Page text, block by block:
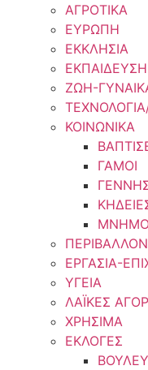
ΑΓΡΟΤΙΚΑ
ΕΥΡΩΠΗ
ΕΚΚΛΗΣΙΑ
ΕΚΠΑΙΔΕΥΣΗ
ΖΩΗ-
ΚΟΙΝΩΝΙΚΑ
ΓΑΜΟΙ
ΠΕΡΙΒΑΛΛΟΝ
ΕΡΓΑΣΙΑ-
ΥΓΕΙΑ
ΛΑΪΚΕΣ
ΧΡΗΣΙΜΑ
ΕΚΛΟΓΕΣ